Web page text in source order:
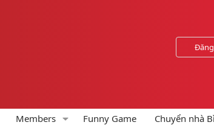
Members Funny Game Chuyển nhà